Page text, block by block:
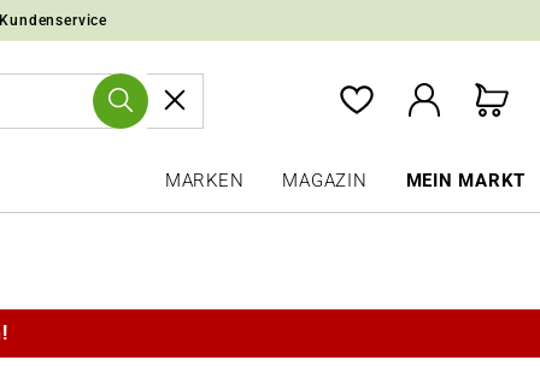
MARKEN MAGAZIN MEIN MARKT